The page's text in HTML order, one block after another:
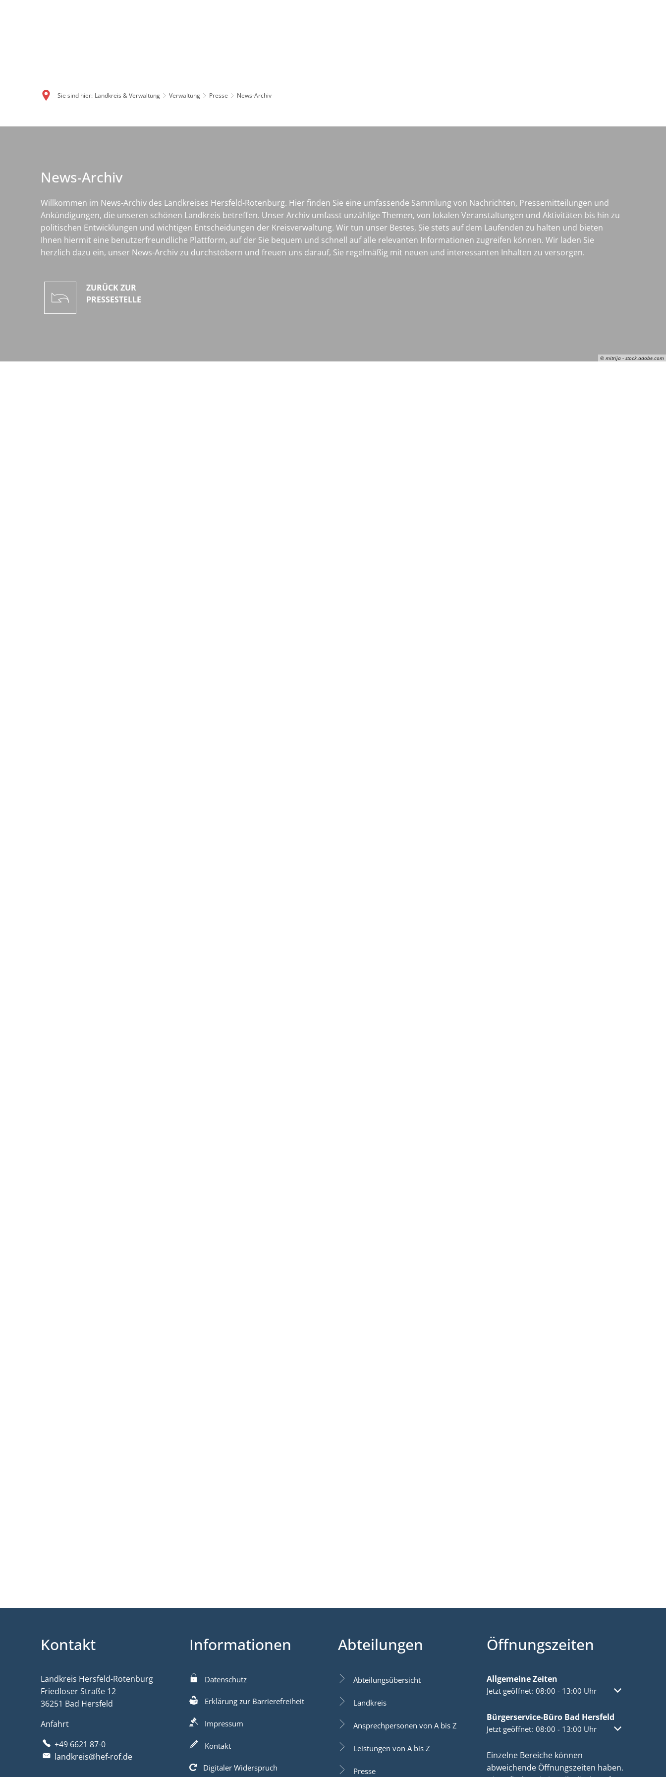
Sie sind hier: Landkreis & Verwaltung Verwaltung Presse News-Archiv
© mitrija - stock.adobe.com
News-Archiv
Willkommen im News-Archiv des Landkreises Hersfeld-Rotenburg. Hier finden Sie eine umfassende Sammlung von Nachrichten, Pressemitteilungen und
Ankündigungen, die unseren schönen Landkreis betreffen. Unser Archiv umfasst unzählige Themen, von lokalen Veranstaltungen und Aktivitäten bis hin zu
politischen Entwicklungen und wichtigen Entscheidungen der Kreisverwaltung. Wir tun unser Bestes, Sie stets auf dem Laufenden zu halten und bieten
Ihnen hiermit eine benutzerfreundliche Plattform, auf der Sie bequem und schnell auf alle relevanten Informationen zugreifen können. Wir laden Sie
herzlich dazu ein, unser News-Archiv zu durchstöbern und freuen uns darauf, Sie regelmäßig mit neuen und interessanten Inhalten zu versorgen.
ZURÜCK ZUR
PRESSESTELLE
Kontakt
Landkreis Hersfeld-Rotenburg
Friedloser Straße 12
36251 Bad Hersfeld
Anfahrt
+49 6621 87-0
landkreis@hef-rof.de
Informationen
Datenschutz
Erklärung zur Barrierefreiheit
Impressum
Kontakt
Digitaler Widerspruch
Abteilungen
Abteilungsübersicht
Landkreis
Ansprechpersonen von A bis Z
Leistungen von A bis Z
Presse
Öffnungszeiten
Allgemeine Zeiten
Klicken, um weitere Öffnungs- oder Schließzeiten
Jetzt geöffnet: 08:00 - 13:00 Uhr Von 08:00 bis
Bürgerservice-Büro Bad Hersfeld
Klicken, um weitere Öffnungs- oder Schließzeiten
Jetzt geöffnet: 08:00 - 13:00 Uhr Von 08:00 bis
Einzelne Bereiche können
abweichende Öffnungszeiten haben.